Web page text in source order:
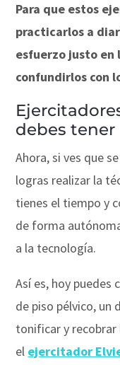
Para que estos
practicarlos a
esfuerzo justo en
confundirlos con
debes tener
Ahora, si ves que
logras realizar la
tienes el tiempo y
de forma
a la tecnología.
Así es, hoy
de piso pélvico, un
tonificar y recobrar
el ejercitador